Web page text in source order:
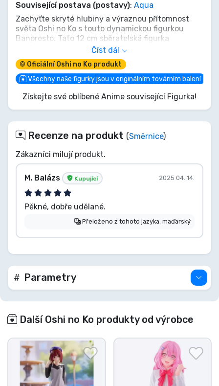
Související postava (postavy): Aqua
Zachyťte skryté hlubiny a výraznou přítomnost
světa Oshi no Ko s touto dynamickou figurkou
Banpresto. Tato 12 cm sběratelská figurka
zobrazující Aquu v silné, na akci připravené póze,
dokonale vystihuje jedinečný design postavy, od
detailního kostýmu po intenzivní pohled. Je to víc
než jen figurka; je to hmatatelný kousek dramatu a
výjimečnou tvorbu od Banpresto do své sbírky a
Číst dál
© Oficiální Oshi no Ko produkt
Všechny naše figurky jsou v originálním továrním balení
Získejte své oblíbené Anime související Figurka!
Recenze na produkt (Směrnice)
Zákazníci milují produkt.
M. Balázs Kupující 2025 04. 14.
Pěkné, dobře udělané.
Přeloženo z tohoto jazyka: maďarský
Parametry
Další Oshi no Ko produkty od výrobce